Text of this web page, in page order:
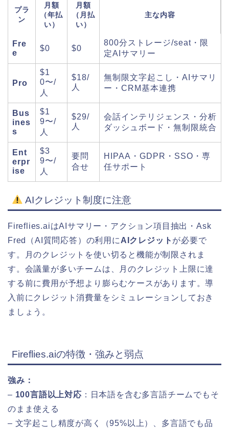
プラ
ン
月額
（年払
い）
月額
（月払
い）
主な内容
Fre
e
$0 $0
800分ストレージ/seat・限
定AIサマリー
Pro
$1
0〜/
人
$18/
人
無制限文字起こし・AIサマリ
ー・CRM基本連携
Bus
ines
s
$1
9〜/
人
$29/
人
会話インテリジェンス・分析
ダッシュボード・無制限統合
Ent
erpr
ise
$3
9〜/
人
要問
合せ
HIPAA・GDPR・SSO・専
任サポート
AIクレジット制度に注意
Fireflies.aiはAIサマリー・アクション項目抽出・Ask
Fred（AI質問応答）の利用に AIクレジット が必要で
す。月のクレジットを使い切ると機能が制限されま
す。会議量が多いチームは、月のクレジット上限に達
する前に費用が予想より膨らむケースがあります。導
入前にクレジット消費量をシミュレーションしておき
ましょう。
Fireflies.aiの特徴・強みと弱点
強み：
– 100言語以上対応 ：日本語を含む多言語チームでもそ
のまま使える
– 文字起こし精度が高く（95%以上）、多言語でも品